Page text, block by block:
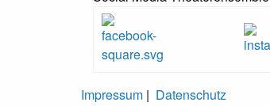
Impressum | Datenschutz